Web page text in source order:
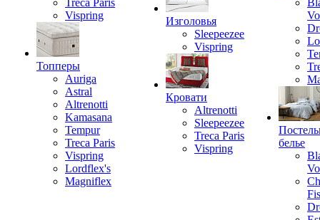
Treca Paris
Vispring
Топперы
Auriga
Astral
Altrenotti
Kamasana
Tempur
Treca Paris
Vispring
Lordflex's
Magniflex
Изголовья
Sleepeezee
Vispring
Кровати
Altrenotti
Sleepeezee
Treca Paris
Vispring
белье